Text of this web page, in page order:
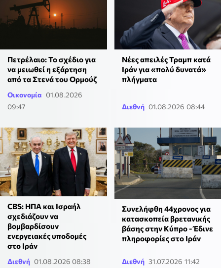
Πετρέλαιο: Το σχέδιο για
να μειωθεί η εξάρτηση
από τα Στενά του Ορμούζ
Οικονομία 01.08.2026
09:47
Νέες απειλές Τραμπ κατά
Ιράν για «πολύ δυνατά»
πλήγματα
Διεθνή 01.08.2026 08:44
CBS: ΗΠΑ και Ισραήλ
σχεδιάζουν να
βομβαρδίσουν
ενεργειακές υποδομές
στο Ιράν
Διεθνή 01.08.2026 08:38
Συνελήφθη 44χρονος για
κατασκοπεία βρετανικής
βάσης στην Κύπρο - Έδινε
πληροφορίες στο Ιράν
Διεθνή 31.07.2026 11:42